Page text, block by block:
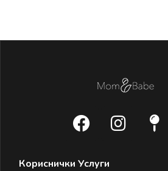
Кориснички Услуги